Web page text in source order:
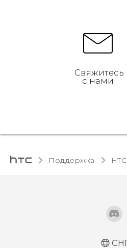
Свяжитесь
с нами
Поддержка